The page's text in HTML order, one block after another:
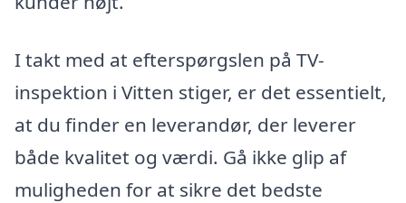
I takt med at efterspørgslen på TV-
inspektion i Vitten stiger, er det essentielt,
at du finder en leverandør, der leverer
både kvalitet og værdi. Gå ikke glip af
muligheden for at sikre det bedste